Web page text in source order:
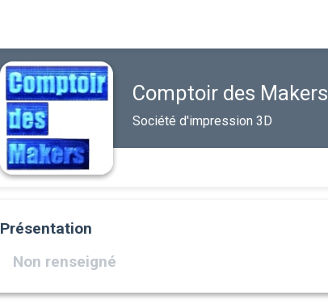
Comptoir des Makers
Société d'impression 3D
Présentation
Non renseigné